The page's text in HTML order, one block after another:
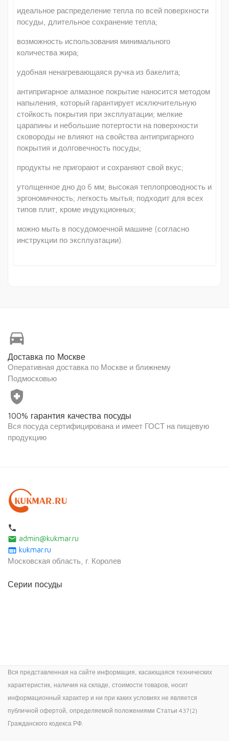
идеальное распределение тепла по всей поверхности
посуды, длительное сохранение тепла;
возможность использования минимального
количества жира;
удобная ненагревающаяся ручка из бакелита;
антипригарное алмазное покрытие наносится методом
напыления, который гарантирует исключительную
стойкость покрытия при эксплуатации; мелкие
царапины и небольшие потертости на поверхности
сковороды не влияют на свойства антипригарного
покрытия и долговечность посуды;
продукты не пригорают и сохраняют свой вкус;
утолщенное дно до 6 мм; высокая теплопроводность и
эргономичность; легкость мытья; подходит для всех
типов плит, кроме индукционных;
можно мыть в посудомоечной машине (согласно
инструкции по эксплуатации).
directions_car
Доставка по Москве
Оперативная доставка по Москве и ближнему
Подмосковью
health_and_safety
100% гарантия качества посуды
Вся посуда сертифицирована и имеет ГОСТ на пищевую
продукцию
local_phone
email admin@kukmar.ru
web kukmar.ru
Московская область, г. Королев
Серии посуды
Вся представленная на сайте информация, касающаяся технических
характеристик, наличия на складе, стоимости товаров, носит
информационный характер и ни при каких условиях не является
публичной офертой, определяемой положениями Статьи 437(2)
Гражданского кодекса РФ.